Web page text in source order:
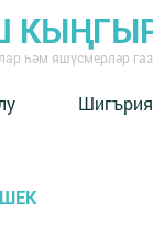
һәм яшүсмерләр